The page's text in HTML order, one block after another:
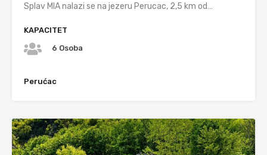
Splav MIA nalazi se na jezeru Perucac, 2,5 km od…
KAPACITET
6 Osoba
Perućac